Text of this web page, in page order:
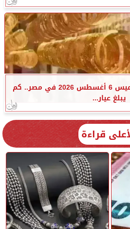
أسعار الذهب اليوم الخميس 6 أغسطس 2026 في مصر.. كم
يبلغ عيار...
قراءة